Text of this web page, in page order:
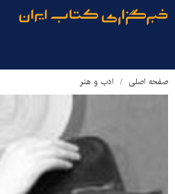
صفحه اصلی ادب و هنر